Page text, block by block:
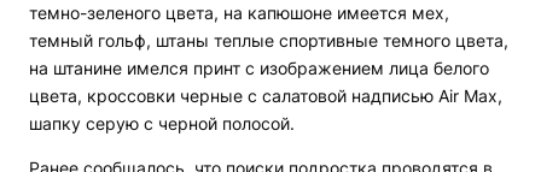
темно-зеленого цвета, на капюшоне имеется мех,
темный гольф, штаны теплые спортивные темного цвета,
на штанине имелся принт с изображением лица белого
цвета, кроссовки черные с салатовой надписью Air Мах,
шапку серую с черной полосой.
Ранее сообщалось, что поиски подростка проводятся в